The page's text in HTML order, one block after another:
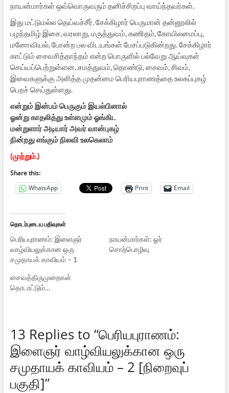
நாயன்மார்கள் ஒவ்வொருவரும் தனிச்சிறப்பு வாய்ந்தவர்கள்.
இது மட்டுமல்ல தெய்வச்சீர். சேக்கிழார் பெருமான் தன்னூலில்
பழந்தமிழ் இசை, வரலாறு, மருத்துவம், கணிதம், கோயிலமைப்பு,
மனோவியல், போன்ற பல விடயங்கள் பேசப்படுகின்றது. சேக்கிழார்
காட்டும் சைவசித்தாந்தம் என்ற பொருளில் பல்வேறு ஆய்வுகள்
செய்யப்பெற்றுள்ளன. சமத்துவம், தொண்டு, சைவம், சிவம்,
இவைகளுக்கு அளித்த முதன்மை பெரியபுராணத்தை உலகப்புகழ்
பெறச் செய்துள்ளது.
என்றும் இன்பம் பெருகும் இயல்பினால்
ஓன்று காதலித்து உள்ளமும் ஓங்கிட
மன்றுளார் அடியார் அவர் வான்புகழ்
நின்றது எங்கும் நிலவி உலகெலாம்
(முற்றும்.)
Share this:
WhatsApp
Print Email
தொடர்புடைய பதிவுகள்
பெரியபுராணம்: இளைஞர்
வாழ்வியலுக்கான ஒரு
சமுதாயக் காவியம் – 1
நாயன்மார்கள்: ஓர்
சொற்பொழிவு
சைவத்திருமுறைகள்
தொடரட்டும்…
13 Replies to “பெரியபுராணம்:
இளைஞர் வாழ்வியலுக்கான ஒரு
சமுதாயக் காவியம் – 2 [நிறைவுப்
பகுதி]”